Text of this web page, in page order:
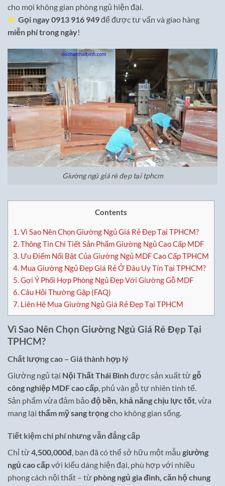
cho mọi không gian phòng ngủ hiện đại.
Gọi ngay 0913 916 949để được tư vấn và giao hàng
miễn phí trong ngày!
Giường ngủ giá rẻ đẹp tại tphcm
Contents
1.Vì Sao Nên Chọn Giường Ngủ Giá Rẻ Đẹp Tại TPHCM?
2.Thông Tin Chi Tiết Sản Phẩm Giường Ngủ Cao Cấp MDF
3. Ưu Điểm Nổi Bật Của Giường Ngủ MDF Cao Cấp TPHCM
4. Mua Giường Ngủ Đẹp Giá Rẻ Ở Đâu Uy Tín Tại TPHCM?
5.Gợi Ý Phối Hợp Phòng Ngủ Đẹp Với Giường Gỗ MDF
6.Câu Hỏi Thường Gặp (FAQ)
7. Liên Hệ Mua Giường Ngủ Giá Rẻ Đẹp Tại TPHCM
Vì Sao Nên Chọn Giường Ngủ Giá Rẻ Đẹp Tại
TPHCM?
Chất lượng cao – Giá thành hợp lý
Giường ngủ tại Nội Thất Thái Bìnhđược sản xuất từgỗ
công nghiệp MDF cao cấp , phủ vân gỗ tự nhiên tinh tế.
Sản phẩm vừa đảm bảođộ bền, khả năng chịu lực tốt , vừa
mang lại thẩm mỹ sang trọngcho không gian sống.
Tiết kiệm chi phí nhưng vẫn đẳng cấp
Chỉ từ4,500,000đ, bạn đã có thể sở hữu một mẫu giường
ngủ cao cấpvới kiểu dáng hiện đại, phù hợp với nhiều
phong cách nội thất – từ phòng ngủ gia đình, căn hộ chung